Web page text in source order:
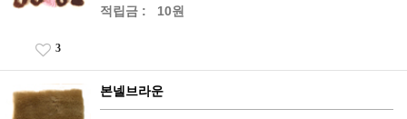
적립금 : 10원
3
본넬브라운